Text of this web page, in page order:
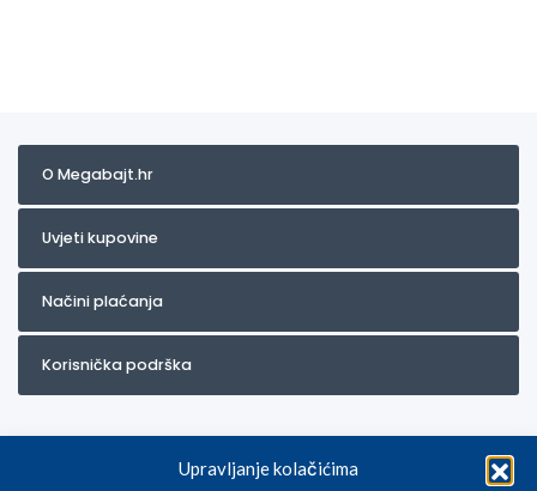
Upravljanje kolačićima
O Megabajt.hr
Uvjeti kupovine
Načini plaćanja
Korisnička podrška